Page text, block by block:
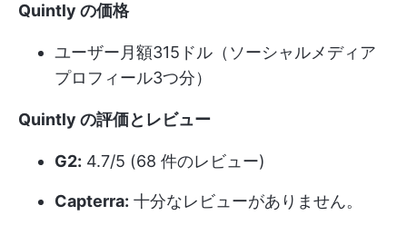
Quintly の価格
ユーザー月額315ドル（ソーシャルメディア
プロフィール3つ分）
Quintly の評価とレビュー
G2: 4.7/5 (68 件のレビュー)
Capterra: 十分なレビューがありません。